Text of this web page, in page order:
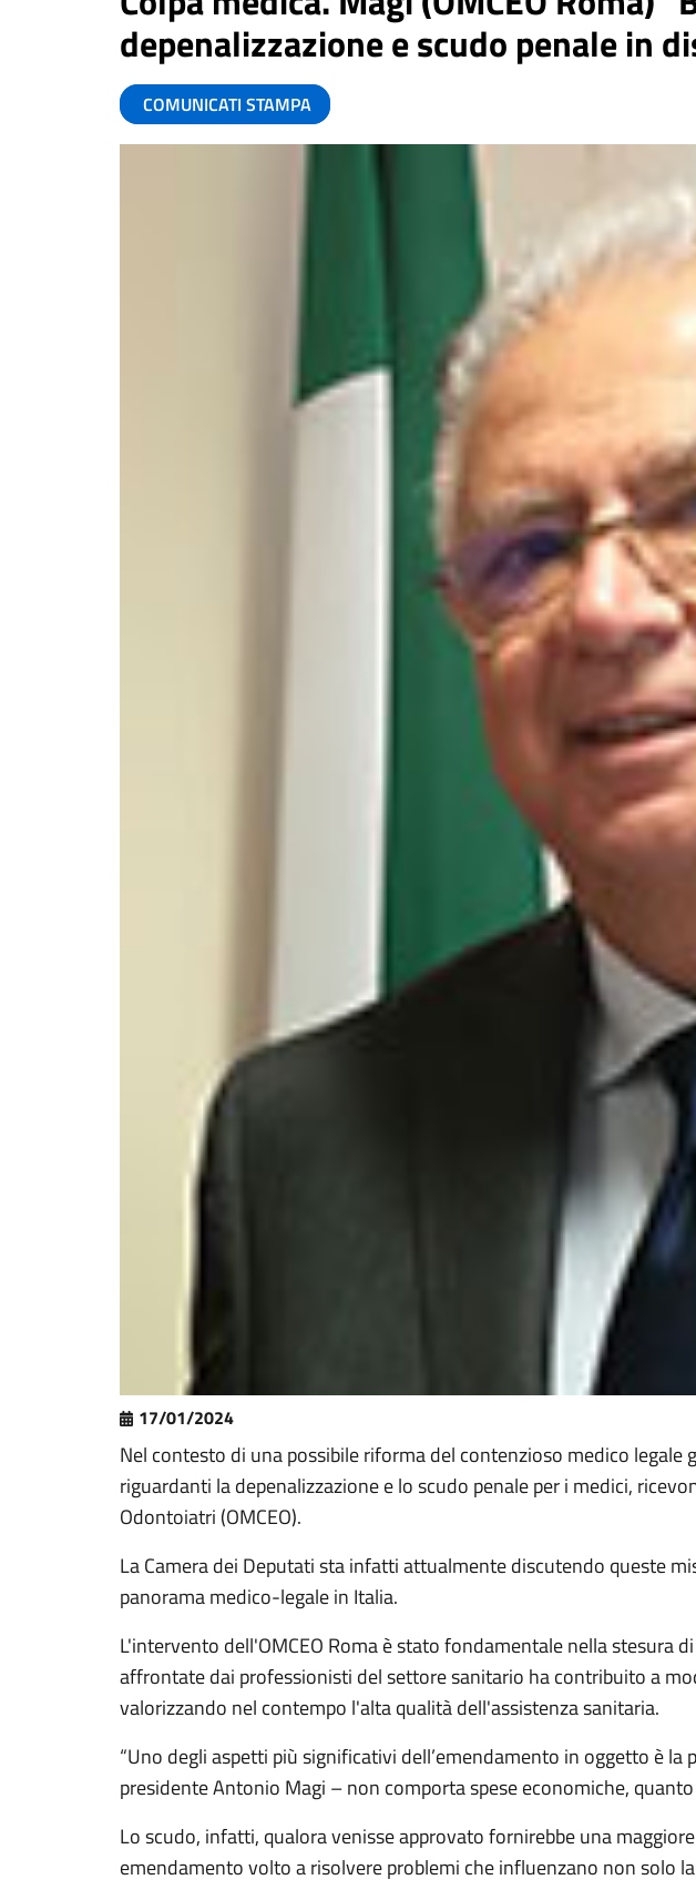
depenalizzazione e scudo penale in
COMUNICATI STAMPA
17/01/2024
Nel contesto di una possibile riforma del contenzioso medico
riguardanti la depenalizzazione e lo scudo penale per i medici,
Odontoiatri (OMCEO).
La Camera dei Deputati sta infatti attualmente discutendo queste
panorama medico-legale in Italia.
L'intervento dell'OMCEO Roma è stato fondamentale nella stesura
affrontate dai professionisti del settore sanitario ha contribuito a
valorizzando nel contempo l'alta qualità dell'assistenza sanitaria.
“Uno degli aspetti più significativi dell’emendamento in oggetto è
presidente Antonio Magi – non comporta spese economiche,
Lo scudo, infatti, qualora venisse approvato fornirebbe una
emendamento volto a risolvere problemi che influenzano non solo